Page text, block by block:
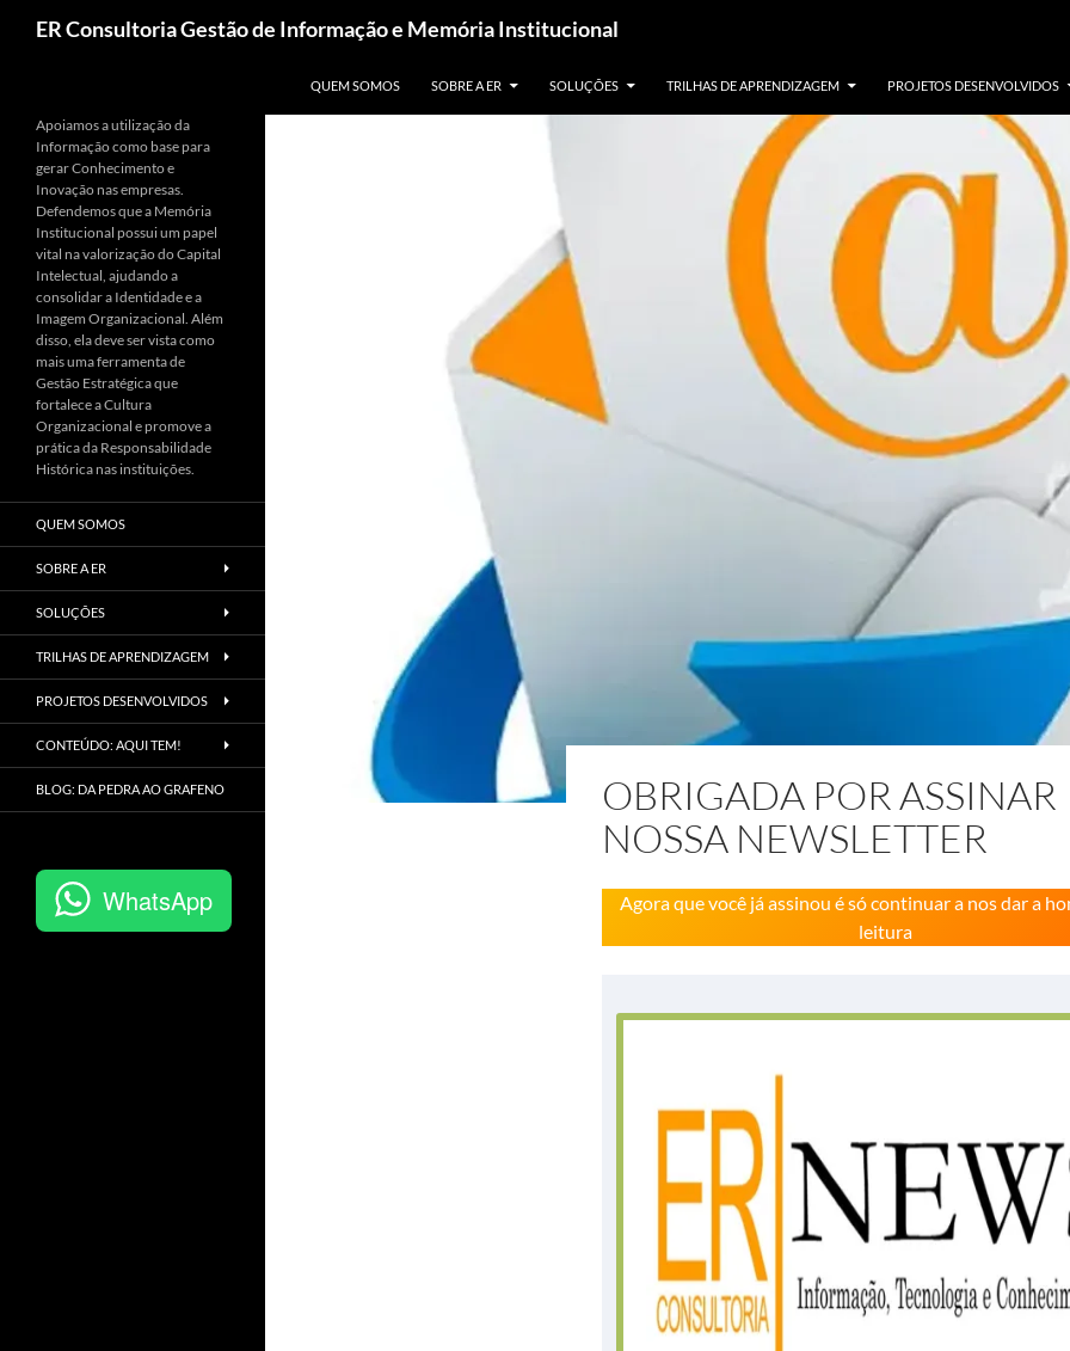
ER Consultoria Gestão de Informação e Memória Institucional
QUEM SOMOS
SOBRE A ER SOLUÇÕES TRILHAS DE APRENDIZAGEM PROJETOS DESENVOLVIDOS
OBRIGADA POR ASSINAR
NOSSA NEWSLETTER
Agora que você já assinou é só continuar a nos dar a
leitura
Apoiamos a utilização da
Informação como base para
gerar Conhecimento e
Inovação nas empresas.
Defendemos que a Memória
Institucional possui um papel
vital na valorização do Capital
Intelectual, ajudando a
consolidar a Identidade e a
Imagem Organizacional. Além
disso, ela deve ser vista como
mais uma ferramenta de
Gestão Estratégica que
fortalece a Cultura
Organizacional e promove a
prática da Responsabilidade
Histórica nas instituições.
QUEM SOMOS
SOBRE A ER
SOLUÇÕES
TRILHAS DE APRENDIZAGEM
PROJETOS DESENVOLVIDOS
CONTEÚDO: AQUI TEM!
BLOG: DA PEDRA AO GRAFENO
WhatsApp